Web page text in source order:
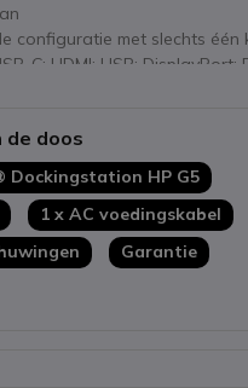
configuratie met slechts één
C; HDMI; USB; DisplayPort;
modellen en andere merken
de doos
Dockingstation HP G5
1 x AC voedingskabel
Garantie